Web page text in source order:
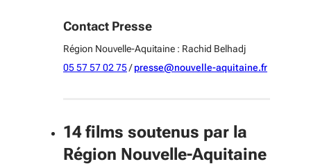
Contact Presse
Région Nouvelle-Aquitaine : Rachid Belhadj
05 57 57 02 75/presse@nouvelle-aquitaine.fr
14 films soutenus par la
Région Nouvelle-Aquitaine